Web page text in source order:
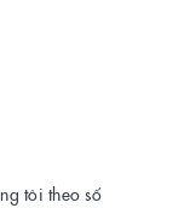
tôi theo số